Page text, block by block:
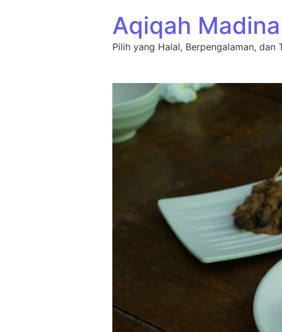
Aqiqah
Pilih yang Halal, Berpengalaman, dan